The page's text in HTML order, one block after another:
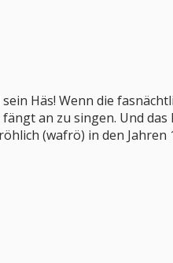
Häs! Wenn die
an zu singen. Und das
(wafrö) in den Jahren